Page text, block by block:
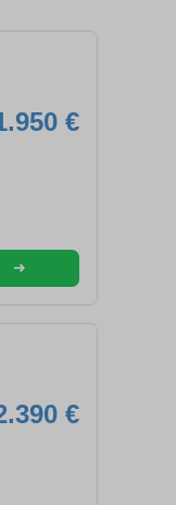
€
➜
€